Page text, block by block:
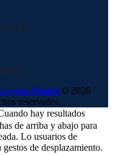
Digital © 2026
reservados.
hay resultados
de arriba y abajo para
Lo usuarios de
de desplazamiento.